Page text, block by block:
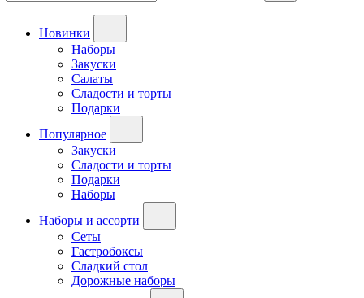
Новинки
Наборы
Закуски
Салаты
Сладости и торты
Подарки
Популярное
Закуски
Сладости и торты
Подарки
Наборы
Наборы и ассорти
Сеты
Гастробоксы
Сладкий стол
Дорожные наборы